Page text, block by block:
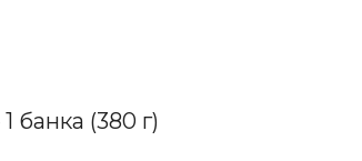
банка (380 г)